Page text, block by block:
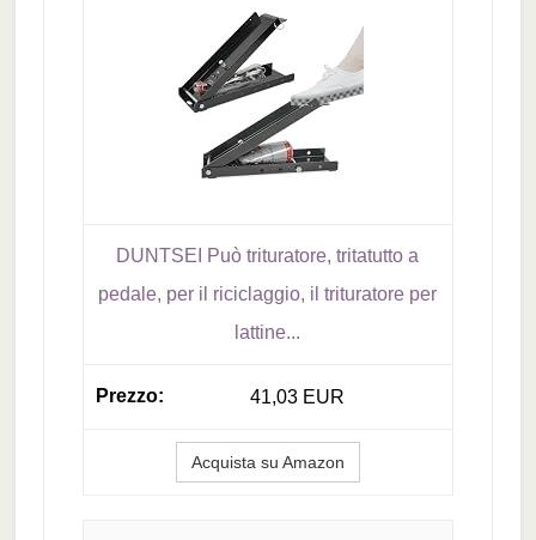
DUNTSEI Può trituratore, tritatutto a
pedale, per il riciclaggio, il trituratore per
lattine...
41,03 EUR
Acquista su Amazon